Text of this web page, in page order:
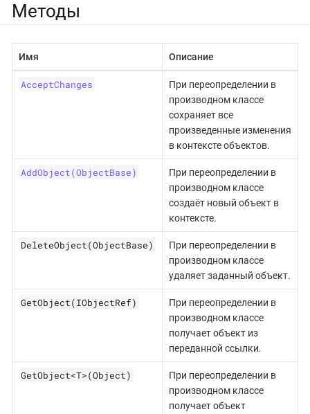
Методы
Имя Описание
AcceptChanges
При переопределении в
производном классе
сохраняет все
произведенные изменения
в контексте объектов.
AddObject(ObjectBase)
При переопределении в
производном классе
создаёт новый объект в
контексте.
DeleteObject(ObjectBase)
При переопределении в
производном классе
удаляет заданный объект.
GetObject(IObjectRef)
При переопределении в
производном классе
получает объект из
переданной ссылки.
GetObject<T>(Object)
При переопределении в
производном классе
получает объект